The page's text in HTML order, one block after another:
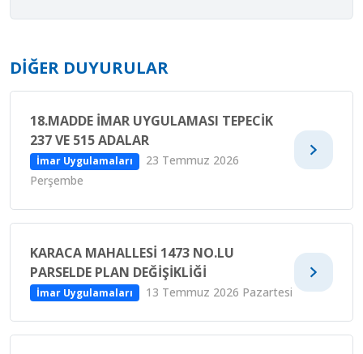
DIĞER DUYURULAR
18.MADDE İMAR UYGULAMASI TEPECIK
237 VE 515 ADALAR
İmar Uygulamaları
23 Temmuz 2026
Perşembe
KARACA MAHALLESI 1473 NO.LU
PARSELDE PLAN DEĞIŞIKLIĞI
İmar Uygulamaları 13 Temmuz 2026 Pazartesi